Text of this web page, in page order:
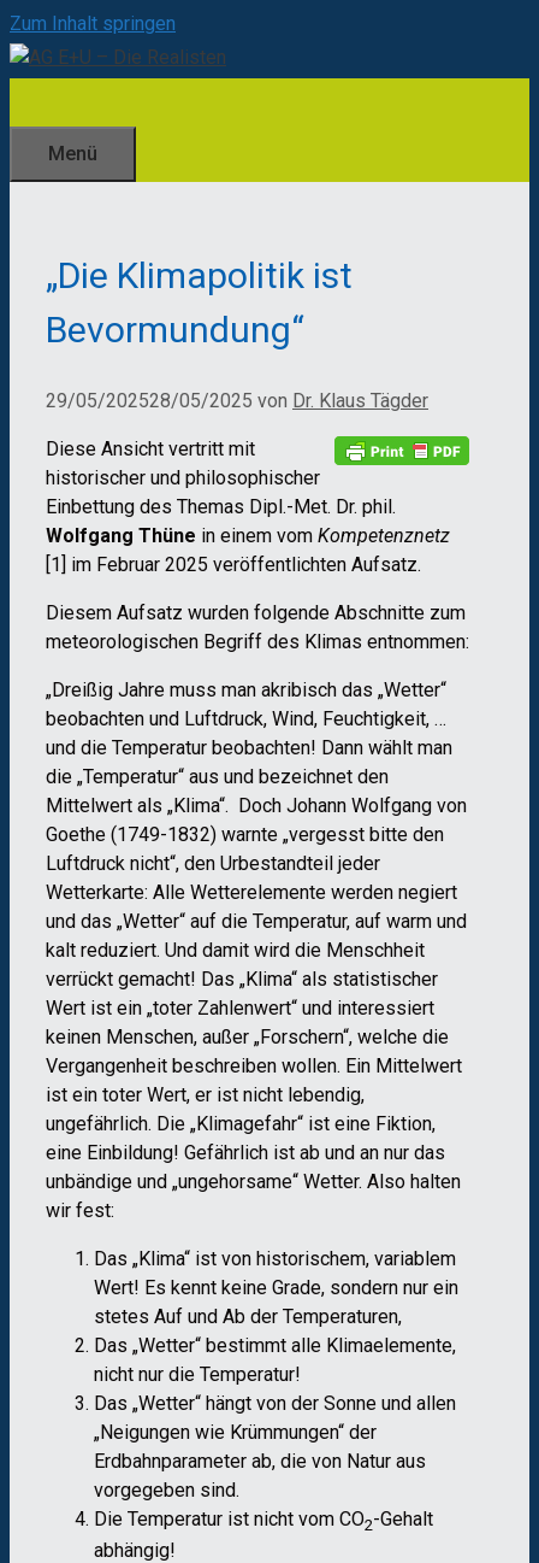
Zum Inhalt springen
Menü
„Die Klimapolitik ist
Bevormundung“
29/05/202528/05/2025 von Dr. Klaus Tägder
Diese Ansicht vertritt mit
historischer und philosophischer
Einbettung des Themas Dipl.-Met. Dr. phil.
Wolfgang Thüne in einem vom Kompetenznetz
[1] im Februar 2025 veröffentlichten Aufsatz.
Diesem Aufsatz wurden folgende Abschnitte zum
meteorologischen Begriff des Klimas entnommen:
„Dreißig Jahre muss man akribisch das „Wetter“
beobachten und Luftdruck, Wind, Feuchtigkeit, …
und die Temperatur beobachten! Dann wählt man
die „Temperatur“ aus und bezeichnet den
Mittelwert als „Klima“. Doch Johann Wolfgang von
Goethe (1749-1832) warnte „vergesst bitte den
Luftdruck nicht“, den Urbestandteil jeder
Wetterkarte: Alle Wetterelemente werden negiert
und das „Wetter“ auf die Temperatur, auf warm und
kalt reduziert. Und damit wird die Menschheit
verrückt gemacht! Das „Klima“ als statistischer
Wert ist ein „toter Zahlenwert“ und interessiert
keinen Menschen, außer „Forschern“, welche die
Vergangenheit beschreiben wollen. Ein Mittelwert
ist ein toter Wert, er ist nicht lebendig,
ungefährlich. Die „Klimagefahr“ ist eine Fiktion,
eine Einbildung! Gefährlich ist ab und an nur das
unbändige und „ungehorsame“ Wetter. Also halten
wir fest:
Das „Klima“ ist von historischem, variablem
Wert! Es kennt keine Grade, sondern nur ein
stetes Auf und Ab der Temperaturen,
Das „Wetter“ bestimmt alle Klimaelemente,
nicht nur die Temperatur!
Das „Wetter“ hängt von der Sonne und allen
„Neigungen wie Krümmungen“ der
Erdbahnparameter ab, die von Natur aus
vorgegeben sind.
Die Temperatur ist nicht vom CO2-Gehalt
abhängig!